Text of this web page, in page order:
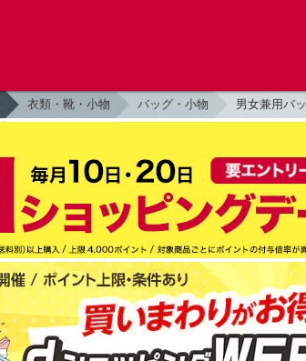
衣類・靴・小物 バッグ・小物 男女兼用バ